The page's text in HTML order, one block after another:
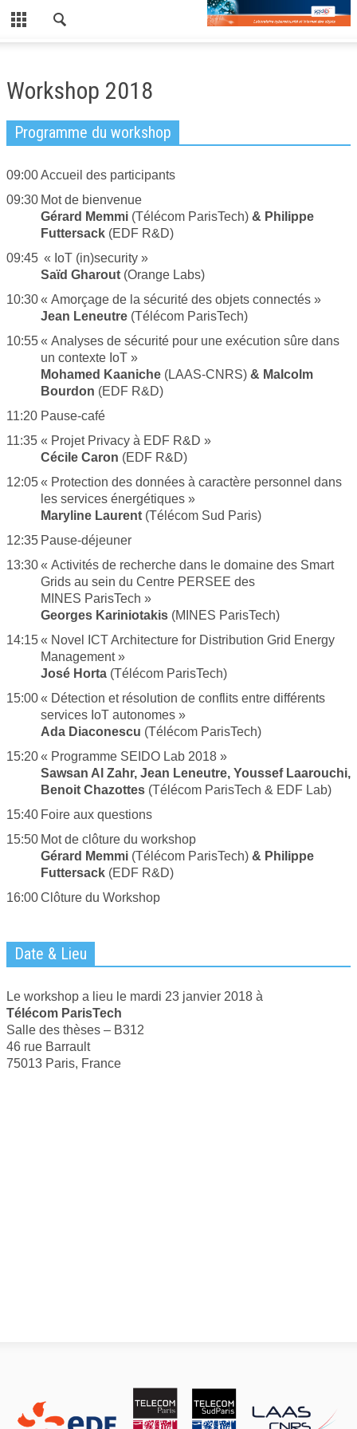
CLOSE
NEWS
PUBLICATIONS
PUBLICATIONS RÉCENTES
REVUES
CONFÉRENCES
EDF/TPT
WORKSHOP
WORKSHOP 2018
WORKSHOP 2017
WORKSHOP 2015
WORKSHOP 2014
WORKSHOP 2013
CONTACT
Workshop 2018
Programme du workshop
09:00Accueil des participants
09:30 Mot de bienvenue
Gérard Memmi (Télécom ParisTech) & Philippe
Futtersack (EDF R&D)
09:45 « IoT (in)security »
Saïd Gharout (Orange Labs)
10:30« Amorçage de la sécurité des objets connectés »
Jean Leneutre (Télécom ParisTech)
10:55« Analyses de sécurité pour une exécution sûre dans
un contexte IoT »
Mohamed Kaaniche (LAAS-CNRS) & Malcolm
Bourdon (EDF R&D)
11:20 Pause-café
11:35 « Projet Privacy à EDF R&D »
Cécile Caron (EDF R&D)
12:05« Protection des données à caractère personnel dans
les services énergétiques »
Maryline Laurent (Télécom Sud Paris)
12:35 Pause-déjeuner
13:30« Activités de recherche dans le domaine des Smart
Grids au sein du Centre PERSEE des
MINES ParisTech »
Georges Kariniotakis (MINES ParisTech)
14:15« Novel ICT Architecture for Distribution Grid Energy
Management »
José Horta (Télécom ParisTech)
15:00« Détection et résolution de conflits entre différents
services IoT autonomes »
Ada Diaconescu (Télécom ParisTech)
15:20« Programme SEIDO Lab 2018 »
Sawsan Al Zahr, Jean Leneutre, Youssef Laarouchi,
Benoit Chazottes (Télécom ParisTech & EDF Lab)
15:40 Foire aux questions
15:50 Mot de clôture du workshop
Gérard Memmi (Télécom ParisTech) & Philippe
Futtersack (EDF R&D)
16:00Clôture du Workshop
Date & Lieu
Le workshop a lieu le mardi 23 janvier 2018 à
Télécom ParisTech
Salle des thèses – B312
46 rue Barrault
75013 Paris, France